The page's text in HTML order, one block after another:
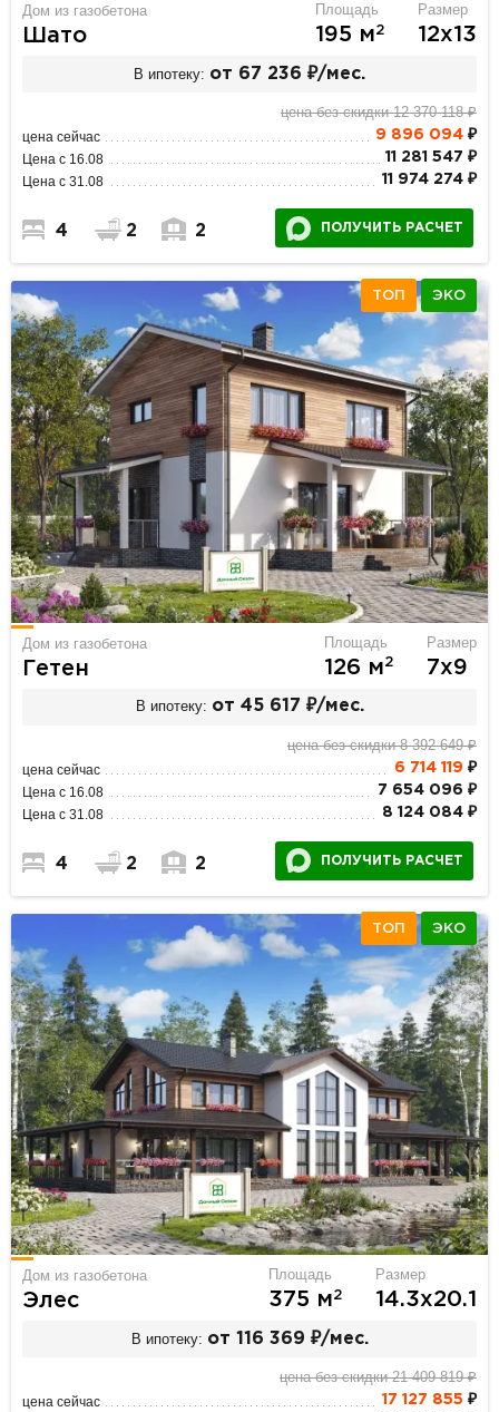
Дом из газобетона
Шато
Площадь
195 м2
Размер
12х13
В ипотеку: от 67 236 ₽/мес.
цена без скидки 12 370 118 ₽
цена сейчас 9 896 094₽
Цена с 16.08 11 281 547 ₽
Цена с 31.08 11 974 274 ₽
4 2 2 ПОЛУЧИТЬ РАСЧЕТ
ТОП ЭКО
Дом из газобетона
Гетен
Площадь
126 м2
Размер
7х9
В ипотеку: от 45 617 ₽/мес.
цена без скидки 8 392 649 ₽
цена сейчас 6 714 119 ₽
Цена с 16.08 7 654 096 ₽
Цена с 31.08 8 124 084 ₽
4 2 2 ПОЛУЧИТЬ РАСЧЕТ
ТОП ЭКО
Дом из газобетона
Элес
Площадь
375 м2
Размер
14.3х20.1
В ипотеку: от 116 369 ₽/мес.
цена без скидки 21 409 819 ₽
цена сейчас 17 127 855 ₽